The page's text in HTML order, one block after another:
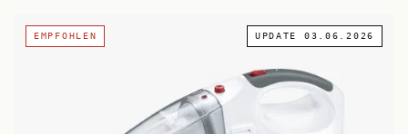
EMPFOHLEN UPDATE 03.06.2026